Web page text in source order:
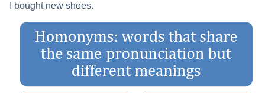
I bought new shoes.